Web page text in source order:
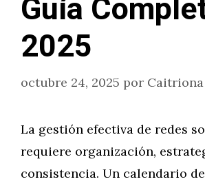
Guía
2025
octubre 24, 2025 por Caitriona
La gestión efectiva de redes
requiere organización,
consistencia. Un calendario